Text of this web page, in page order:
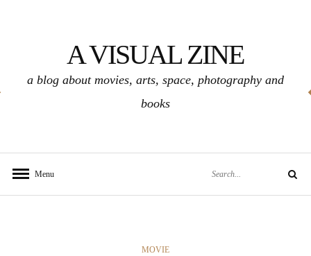
A VISUAL ZINE
a blog about movies, arts, space, photography and
books
Menu Search
CATEGORIES
MOVIE